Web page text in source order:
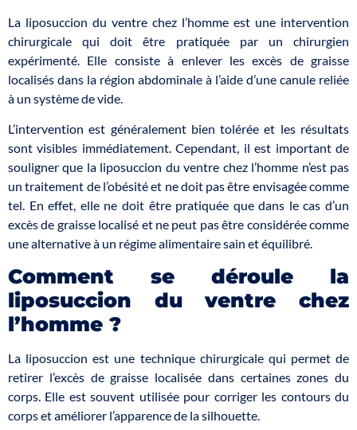
La liposuccion du ventre chez l’homme est une intervention
chirurgicale qui doit être pratiquée par un chirurgien
expérimenté. Elle consiste à enlever les excès de graisse
localisés dans la région abdominale à l’aide d’une canule reliée
à un système de vide.
L’intervention est généralement bien tolérée et les résultats
sont visibles immédiatement. Cependant, il est important de
souligner que la liposuccion du ventre chez l’homme n’est pas
un traitement de l’obésité et ne doit pas être envisagée comme
tel. En effet, elle ne doit être pratiquée que dans le cas d’un
excès de graisse localisé et ne peut pas être considérée comme
une alternative à un régime alimentaire sain et équilibré.
Comment se déroule la
liposuccion du ventre chez
l’homme ?
La liposuccion est une technique chirurgicale qui permet de
retirer l’excès de graisse localisée dans certaines zones du
corps. Elle est souvent utilisée pour corriger les contours du
corps et améliorer l’apparence de la silhouette.